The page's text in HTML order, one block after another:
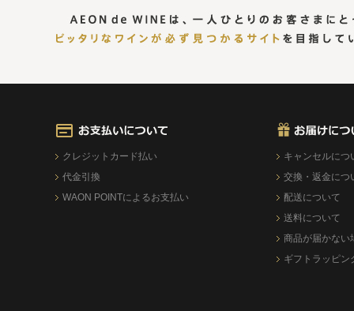
クレジットカード払い
代金引換
WAON POINTによるお支払い
キャンセルにつ
交換・返金につ
配送について
送料について
商品が届かない
ギフトラッピン